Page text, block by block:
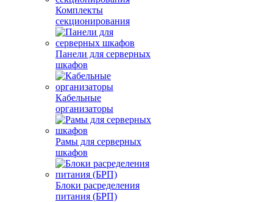
Комплекты
секционирования
Панели для серверных
шкафов
Кабельные
организаторы
Рамы для серверных
шкафов
Блоки расределения
питания (БРП)